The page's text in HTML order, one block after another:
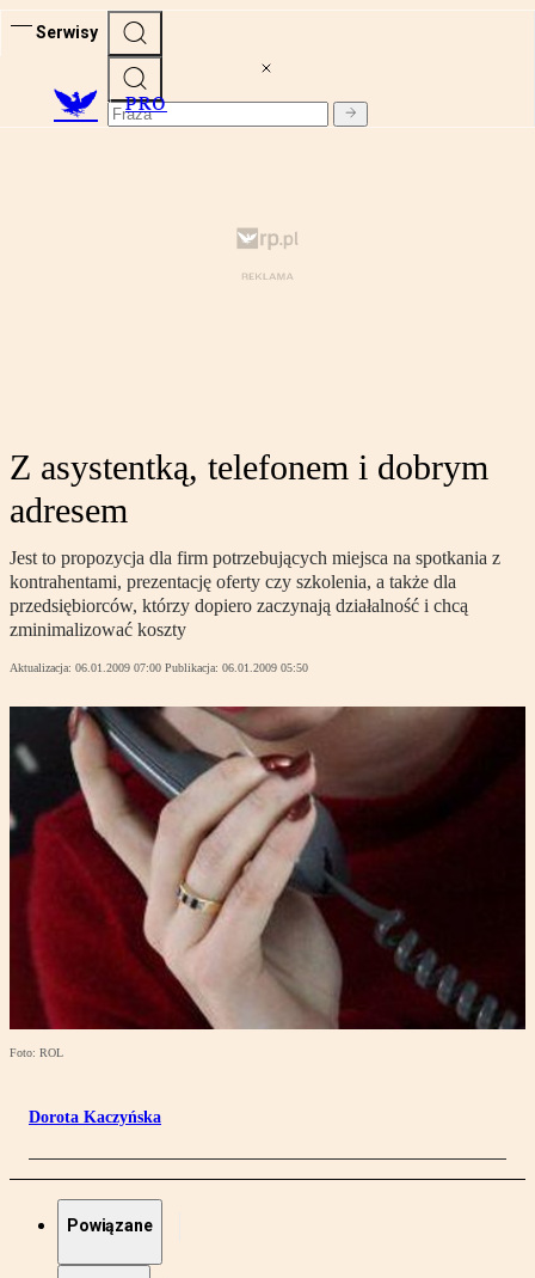
Serwisy
PRO
Z asystentką, telefonem i dobrym
adresem
Jest to propozycja dla firm potrzebujących miejsca na spotkania z
kontrahentami, prezentację oferty czy szkolenia, a także dla
przedsiębiorców, którzy dopiero zaczynają działalność i chcą
zminimalizować koszty
Aktualizacja: 06.01.2009 07:00 Publikacja: 06.01.2009 05:50
Foto: ROL
Dorota Kaczyńska
Powiązane